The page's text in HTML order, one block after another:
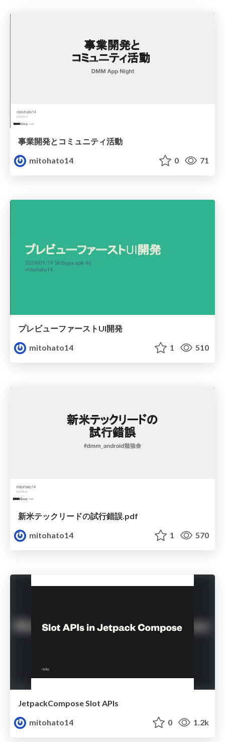
事業開発とコミュニティ活動
mitohato14
0 71
プレビューファーストUI開発
mitohato14
1 510
新米テックリードの試行錯誤.pdf
mitohato14
1 570
JetpackCompose Slot APIs
mitohato14
0 1.2k